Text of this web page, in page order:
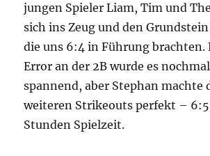
jungen Spieler Liam, Tim und
sich ins Zeug und den
die uns 6:4 in Führung brachten.
Error an der 2B wurde es
spannend, aber Stephan machte
weiteren Strikeouts perfekt – 6:5
Stunden Spielzeit.